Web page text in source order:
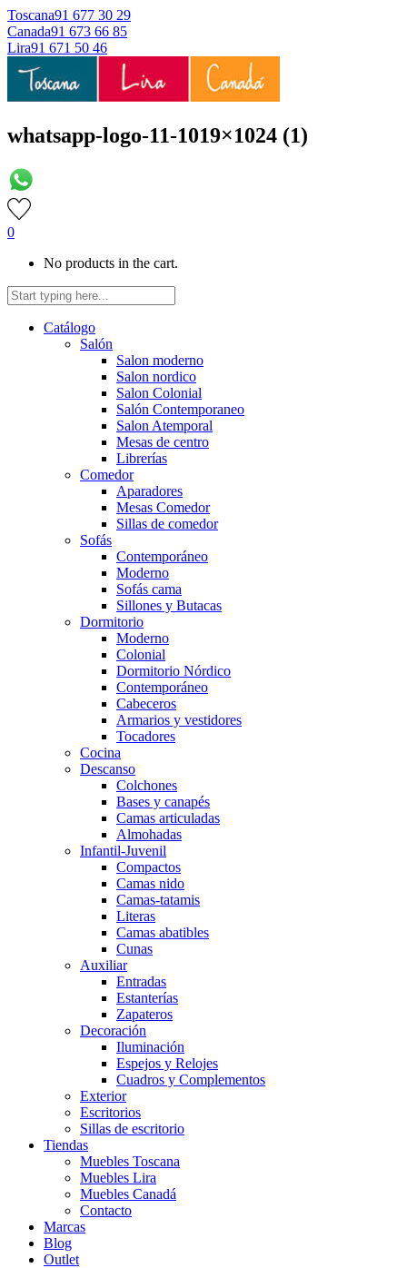
Toscana91 677 30 29
Canada91 673 66 85
Lira91 671 50 46
whatsapp-logo-11-1019×1024 (1)
0
No products in the cart.
Catálogo
Salón
Salon moderno
Salon nordico
Salon Colonial
Salón Contemporaneo
Salon Atemporal
Mesas de centro
Librerías
Comedor
Aparadores
Mesas Comedor
Sillas de comedor
Sofás
Contemporáneo
Moderno
Sofás cama
Sillones y Butacas
Dormitorio
Moderno
Colonial
Dormitorio Nórdico
Contemporáneo
Cabeceros
Armarios y vestidores
Tocadores
Cocina
Descanso
Colchones
Bases y canapés
Camas articuladas
Almohadas
Infantil-Juvenil
Compactos
Camas nido
Camas-tatamis
Literas
Camas abatibles
Cunas
Auxiliar
Entradas
Estanterías
Zapateros
Decoración
Iluminación
Espejos y Relojes
Cuadros y Complementos
Exterior
Escritorios
Sillas de escritorio
Tiendas
Muebles Toscana
Muebles Lira
Muebles Canadá
Contacto
Marcas
Blog
Outlet